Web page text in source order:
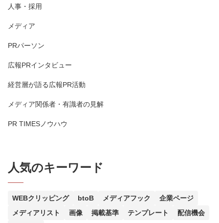
人事・採用
メディア
PRパーソン
広報PRインタビュー
経営層が語る広報PR活動
メディア関係者・有識者の見解
PR TIMESノウハウ
人気のキーワード
WEBクリッピング btoB メディアフック
企業ページ
メディアリスト
画像 掲載基準 テンプレート
配信機会